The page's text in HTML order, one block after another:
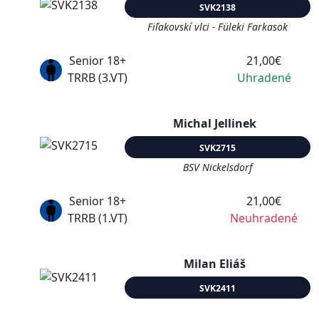
SVK2138
Fiľakovskí vlci - Füleki Farkasok
Senior 18+
TRRB (3.VT)
21,00€
Uhradené
Michal Jellinek
SVK2715
BSV Nickelsdorf
Senior 18+
TRRB (1.VT)
21,00€
Neuhradené
Milan Eliáš
SVK2411